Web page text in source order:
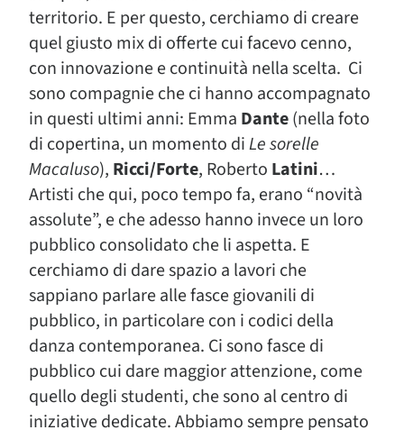
territorio. E per questo, cerchiamo di creare
quel giusto mix di offerte cui facevo cenno,
con innovazione e continuità nella scelta. Ci
sono compagnie che ci hanno accompagnato
in questi ultimi anni: Emma Dante(nella foto
di copertina, un momento diLe sorelle
Macaluso), Ricci/Forte, Roberto Latini…
Artisti che qui, poco tempo fa, erano “novità
assolute”, e che adesso hanno invece un loro
pubblico consolidato che li aspetta. E
cerchiamo di dare spazio a lavori che
sappiano parlare alle fasce giovanili di
pubblico, in particolare con i codici della
danza contemporanea. Ci sono fasce di
pubblico cui dare maggior attenzione, come
quello degli studenti, che sono al centro di
iniziative dedicate. Abbiamo sempre pensato